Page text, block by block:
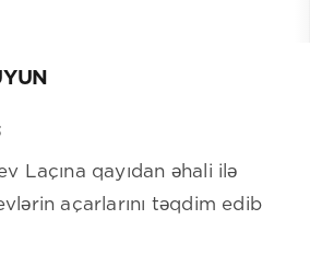
Laçına qayıdan əhali ilə
açarlarını təqdim edib